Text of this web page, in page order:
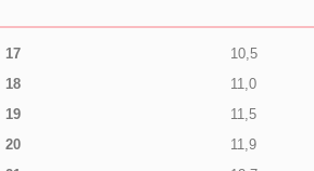
17
10,5
18
11,0
19
11,5
20
11,9